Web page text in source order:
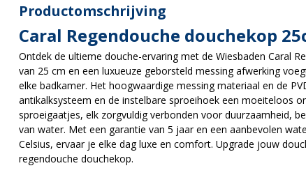
Productomschrijving
Caral Regendouche douchekop
Ontdek de ultieme douche-ervaring met de Wiesbaden Caral
van 25 cm en een luxueuze geborsteld messing afwerking
elke badkamer. Het hoogwaardige messing materiaal en de
antikalksysteem en de instelbare sproeihoek een moeiteloos
sproeigaatjes, elk zorgvuldig verbonden voor duurzaamheid,
van water. Met een garantie van 5 jaar en een aanbevolen
Celsius, ervaar je elke dag luxe en comfort. Upgrade jouw
regendouche douchekop.